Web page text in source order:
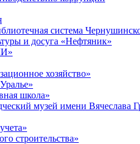
система
и досуга «Нефтяник»
хозяйство»
школа»
музей имени Вячеслава
строительства»